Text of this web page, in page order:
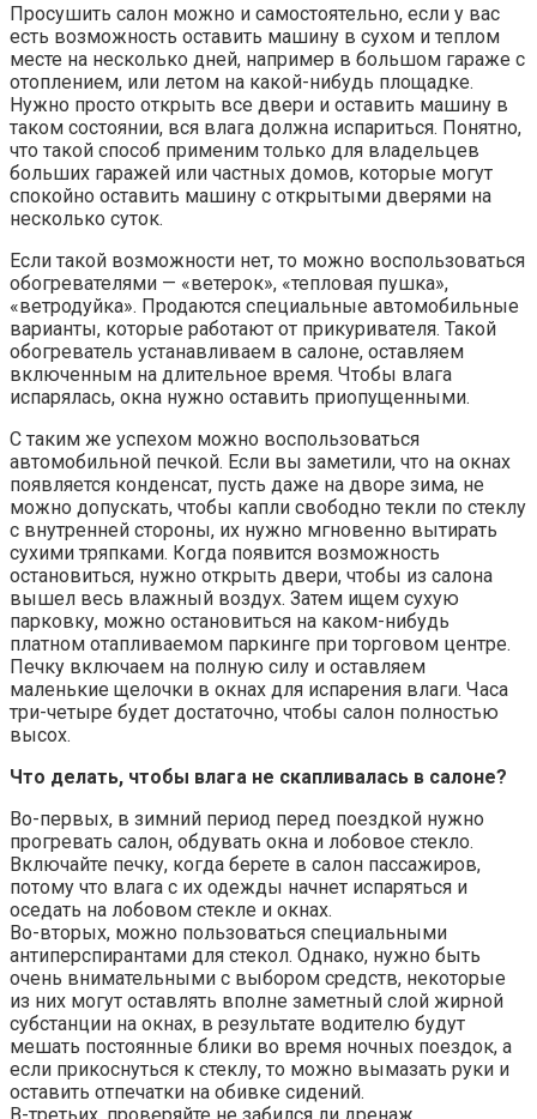
Просушить салон можно и самостоятельно, если у вас
есть возможность оставить машину в сухом и теплом
месте на несколько дней, например в большом гараже с
отоплением, или летом на какой-нибудь площадке.
Нужно просто открыть все двери и оставить машину в
таком состоянии, вся влага должна испариться. Понятно,
что такой способ применим только для владельцев
больших гаражей или частных домов, которые могут
спокойно оставить машину с открытыми дверями на
несколько суток.
Если такой возможности нет, то можно воспользоваться
обогревателями — «ветерок», «тепловая пушка»,
«ветродуйка». Продаются специальные автомобильные
варианты, которые работают от прикуривателя. Такой
обогреватель устанавливаем в салоне, оставляем
включенным на длительное время. Чтобы влага
испарялась, окна нужно оставить приопущенными.
С таким же успехом можно воспользоваться
автомобильной печкой. Если вы заметили, что на окнах
появляется конденсат, пусть даже на дворе зима, не
можно допускать, чтобы капли свободно текли по стеклу
с внутренней стороны, их нужно мгновенно вытирать
сухими тряпками. Когда появится возможность
остановиться, нужно открыть двери, чтобы из салона
вышел весь влажный воздух. Затем ищем сухую
парковку, можно остановиться на каком-нибудь
платном отапливаемом паркинге при торговом центре.
Печку включаем на полную силу и оставляем
маленькие щелочки в окнах для испарения влаги. Часа
три-четыре будет достаточно, чтобы салон полностью
высох.
Что делать, чтобы влага не скапливалась в салоне?
Во-первых, в зимний период перед поездкой нужно
прогревать салон, обдувать окна и лобовое стекло.
Включайте печку, когда берете в салон пассажиров,
потому что влага с их одежды начнет испаряться и
оседать на лобовом стекле и окнах.
Во-вторых, можно пользоваться специальными
антиперспирантами для стекол. Однако, нужно быть
очень внимательными с выбором средств, некоторые
из них могут оставлять вполне заметный слой жирной
субстанции на окнах, в результате водителю будут
мешать постоянные блики во время ночных поездок, а
если прикоснуться к стеклу, то можно вымазать руки и
оставить отпечатки на обивке сидений.